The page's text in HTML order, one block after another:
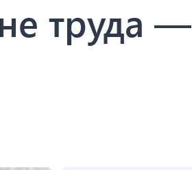
труда —